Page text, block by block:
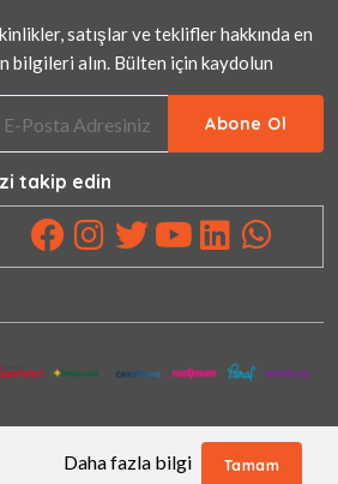
satışlar ve teklifler hakkında en
bilgileri alın. Bülten için kaydolun
Abone Ol
takip edin
Daha fazla bilgi Tamam